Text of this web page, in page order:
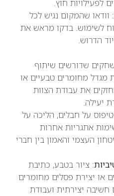
לפעילויות חוץ.
: וודאו שהמקום נגיש לכל
לשימוש. בדקו מראש את
הדרוש.
שדורשים שיתוף
מגדל מחומרים טבעיים או
את עבודת הצוות
יעילה.
על חבלים, הליכה על
אתגריות אחרות
העצמי והאמון בין חברי
: ציור בטבע, כתיבת
או יצירת פסלים מחומרים
חשיבה יצירתית ועבודת